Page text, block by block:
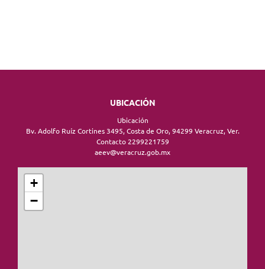
UBICACIÓN
Ubicación
Bv. Adolfo Ruíz Cortines 3495, Costa de Oro, 94299 Veracruz, Ver.
Contacto 2299221759
aeev@veracruz.gob.mx
+
−